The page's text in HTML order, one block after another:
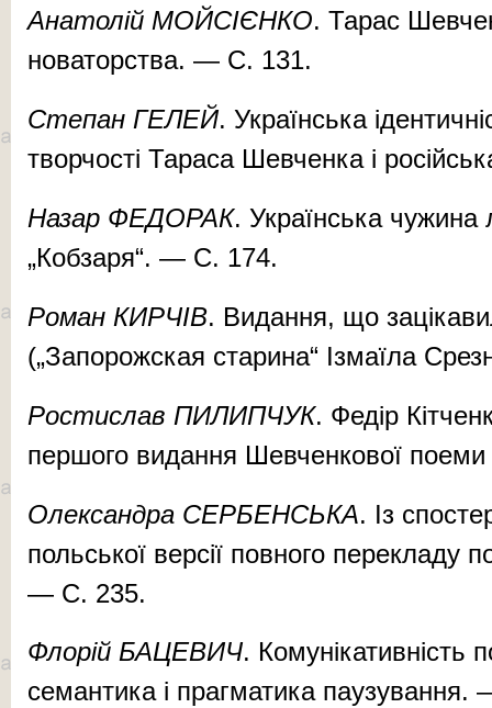
Анатолій МОЙСІЄНКО. Тарас
новаторства. — С. 131.
Степан ГЕЛЕЙ. Українська
творчості Тараса Шевченка і
Назар ФЕДОРАК. Українська чужина
„Кобзаря“. — С. 174.
Роман КИРЧІВ. Видання, що
(„Запорожская старина“ Ізмаїла
Ростислав ПИЛИПЧУК. Федір
першого видання Шевченкової
Олександра СЕРБЕНСЬКА. Із
польської версії повного перекладу
— С. 235.
Флорій БАЦЕВИЧ. Комунікативність
семантика і прагматика